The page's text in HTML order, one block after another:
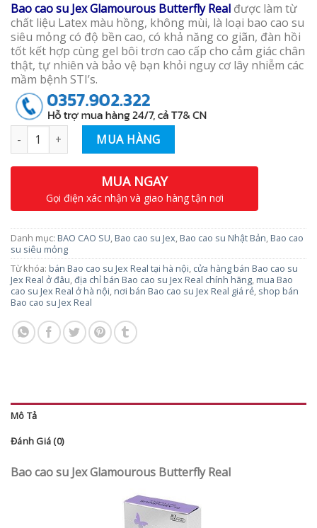
Bao cao su Jex Glamourous Butterfly Real được làm từ
chất liệu Latex màu hồng, không mùi, là loại bao cao su
siêu mỏng có độ bền cao, có khả năng co giãn, đàn hồi
tốt kết hợp cùng gel bôi trơn cao cấp cho cảm giác chân
thật, tự nhiên và bảo vệ bạn khỏi nguy cơ lây nhiễm các
mầm bệnh STI’s.
Số lượng
MUA HÀNG
MUA NGAY
Gọi điện xác nhận và giao hàng tận nơi
Danh mục: BAO CAO SU, Bao cao su Jex, Bao cao su Nhật Bản, Bao cao
su siêu mỏng
Từ khóa: bán Bao cao su Jex Real tại hà nội, cửa hàng bán Bao cao su
Jex Real ở đâu,địa chỉ bán Bao cao su Jex Real chính hãng, mua Bao
cao su Jex Real ở hà nội, nơi bán Bao cao su Jex Real giá rẻ, shop bán
Bao cao su Jex Real
Mô Tả
Đánh Giá (0)
Bao cao su Jex Glamourous Butterfly Real